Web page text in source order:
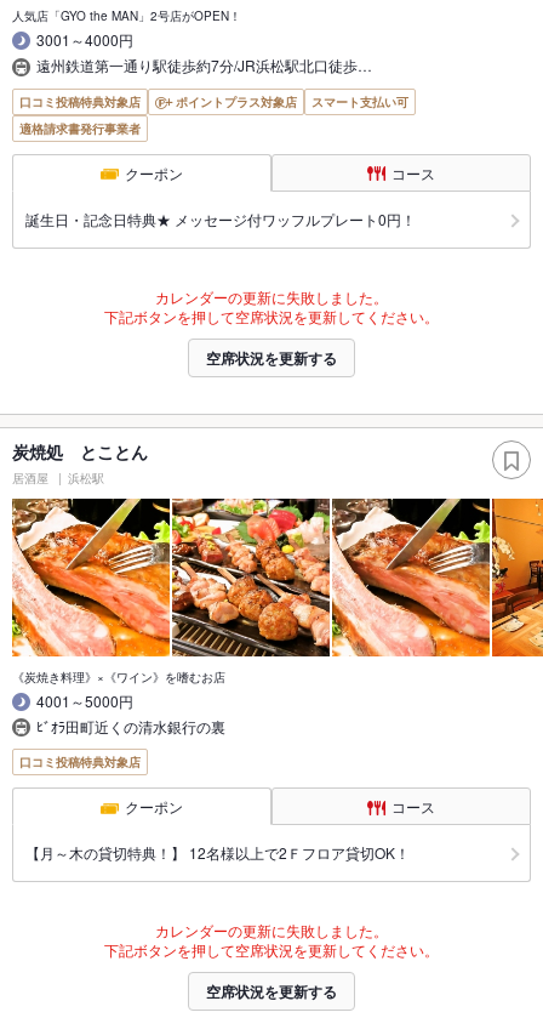
人気店「GYO the MAN」2号店がOPEN！
3001～4000円
遠州鉄道第一通り駅徒歩約7分/JR浜松駅北口徒歩…
口コミ投稿特典対象店 ポイントプラス対象店
スマート支払い可
適格請求書発行事業者
クーポン コース
誕生日・記念日特典★ メッセージ付ワッフルプレート0円！
カレンダーの更新に失敗しました。
下記ボタンを押して空席状況を更新してください。
空席状況を更新する
炭焼処 とことん
居酒屋 浜松駅
《炭焼き料理》×《ワイン》を嗜むお店
4001～5000円
ﾋﾞｵﾗ田町近くの清水銀行の裏
口コミ投稿特典対象店
クーポン コース
【月～木の貸切特典！】 12名様以上で2Ｆフロア貸切OK！
カレンダーの更新に失敗しました。
下記ボタンを押して空席状況を更新してください。
空席状況を更新する